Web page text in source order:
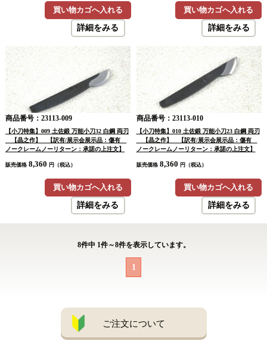
買い物カゴへ入れる
詳細をみる
買い物カゴへ入れる
詳細をみる
商品番号：23113-009
【小刀特集】009 土佐鍛 万能小刀32 白鋼 両刃
【晶之作】 【訳有/展示会展示品：傷有
ノークレームノーリターン：承諾の上注文】
販売価格 8,360 円（税込）
買い物カゴへ入れる
詳細をみる
商品番号：23113-010
【小刀特集】010 土佐鍛 万能小刀23 白鋼 両刃
【晶之作】 【訳有/展示会展示品：傷有
ノークレームノーリターン：承諾の上注文】
販売価格 8,360 円（税込）
買い物カゴへ入れる
詳細をみる
8件中 1件～8件を表示しています。
1
ご注文について